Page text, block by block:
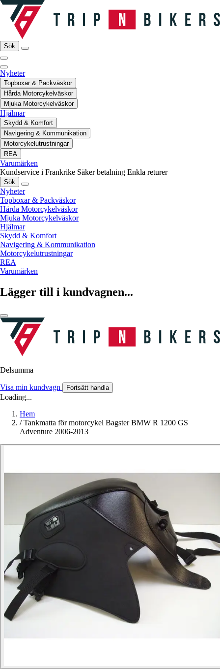
Sök
Nyheter
Topboxar & Packväskor
Hårda Motorcykelväskor
Mjuka Motorcykelväskor
Hjälmar
Skydd & Komfort
Navigering & Kommunikation
Motorcykelutrustningar
REA
Varumärken
Kundservice i Frankrike Säker betalning Enkla returer
Sök
Nyheter
Topboxar & Packväskor
Hårda Motorcykelväskor
Mjuka Motorcykelväskor
Hjälmar
Skydd & Komfort
Navigering & Kommunikation
Motorcykelutrustningar
REA
Varumärken
Lägger till i kundvagnen...
Delsumma
Visa min kundvagn Fortsätt handla
Loading...
Hem
/ Tankmatta för motorcykel Bagster BMW R 1200 GS
Adventure 2006-2013